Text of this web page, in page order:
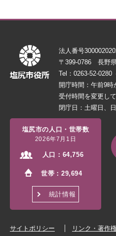
法人番号
〒399-0786 長野
Tel：0263-52-0280
開庁時間：午前9時
受付時間を変更して
閉庁日：土曜日、
塩尻市の人口・世帯数
2026年7月1日
人口： 64,756
世帯：29,694
統計情報
サイトポリシー リンク・著作